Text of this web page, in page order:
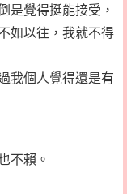
是覺得挺能接受，
如以往，我就不得
我個人覺得還是有
不賴。